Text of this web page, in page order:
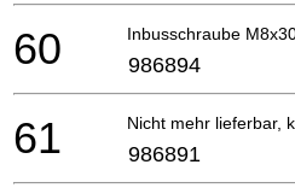
Inbusschraube
60 986894
Nicht mehr lieferbar,
61 986891